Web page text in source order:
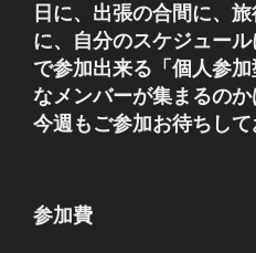
日に、出張の合間に、
に、自分のスケジュー
で参加出来る「個人参
なメンバーが集まるのか
今週もご参加お待ちして
参加費